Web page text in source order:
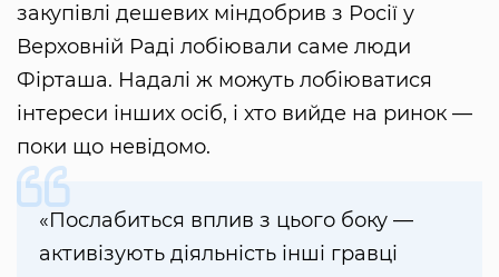
закупівлі дешевих міндобрив з Росії у
Верховній Раді лобіювали саме люди
Фірташа. Надалі ж можуть лобіюватися
інтереси інших осіб, і хто вийде на ринок —
поки що невідомо.
«Послабиться вплив з цього боку —
активізують діяльність інші гравці